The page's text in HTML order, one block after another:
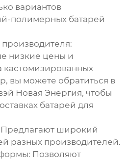
вариантов
полимерных батарей
низкие цены и
кастомизированных
вы можете обратиться в
Новая Энергия, чтобы
батарей для
Предлагают широкий
разных производителей.
Позволяют